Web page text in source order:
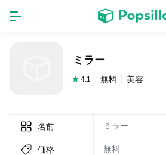
ミラー
4.1 無料 美容
名前 ミラー
価格 無料